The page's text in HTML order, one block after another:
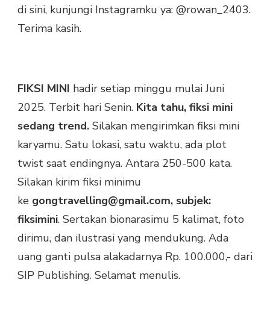
di sini, kunjungi Instagramku ya: @rowan_2403.
Terima kasih.
FIKSI MINI hadir setiap minggu mulai Juni
2025. Terbit hari Senin. Kita tahu, fiksi mini
sedang trend. Silakan mengirimkan fiksi mini
karyamu. Satu lokasi, satu waktu, ada plot
twist saat endingnya. Antara 250-500 kata.
Silakan kirim fiksi minimu
ke gongtravelling@gmail.com, subjek:
fiksimini. Sertakan bionarasimu 5 kalimat, foto
dirimu, dan ilustrasi yang mendukung. Ada
uang ganti pulsa alakadarnya Rp. 100.000,- dari
SIP Publishing. Selamat menulis.